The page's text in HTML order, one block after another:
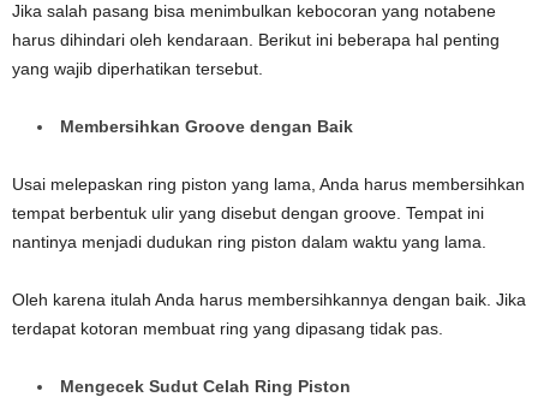
Jika salah pasang bisa menimbulkan kebocoran yang notabene
harus dihindari oleh kendaraan. Berikut ini beberapa hal penting
yang wajib diperhatikan tersebut.
Membersihkan Groove dengan Baik
Usai melepaskan ring piston yang lama, Anda harus membersihkan
tempat berbentuk ulir yang disebut dengan groove. Tempat ini
nantinya menjadi dudukan ring piston dalam waktu yang lama.
Oleh karena itulah Anda harus membersihkannya dengan baik. Jika
terdapat kotoran membuat ring yang dipasang tidak pas.
Mengecek Sudut Celah Ring Piston